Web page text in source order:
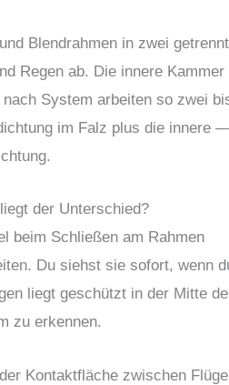
Blendrahmen in zwei
Regen ab. Die innere Kammer
System arbeiten so zwei
im Falz plus die innere
der Unterschied?
beim Schließen am Rahmen
Du siehst sie sofort, wenn
liegt geschützt in der Mitte
zu erkennen.
Kontaktfläche zwischen